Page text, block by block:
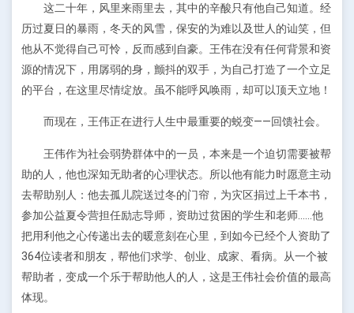
这二十年，风里来雨里去，其中的辛酸只有他自己知道。经
历过夏日的暴雨，冬天的风雪，保安的为难以及世人的讪笑，但
他从不觉得自己可怜，反而感到自豪。王伟在没有任何背景和资
源的情况下，用孱弱的身，颤抖的双手，为自己打造了一个立足
的平台，在这里尽情绽放。虽不能呼风唤雨，却可以顶天立地！
而现在，王伟正在进行人生中最重要的蜕变——回馈社会。
王伟作为社会弱势群体中的一员，本来是一个迫切需要被帮
助的人，他也深知无助者的心理状态。所以他有能力时愿意主动
去帮助别人：他去孤儿院送过冬的门帘，为灾区捐过上千本书，
参加公益夏令营担任励志导师，资助过贫困的学生和老师……他
把用利他之心传递出去的暖意刻在心里，到如今已经个人资助了
364位读者和朋友，帮他们求学、创业、成家、看病。从一个被
帮助者，变成一个乐于帮助他人的人，这是王伟社会价值的最高
体现。